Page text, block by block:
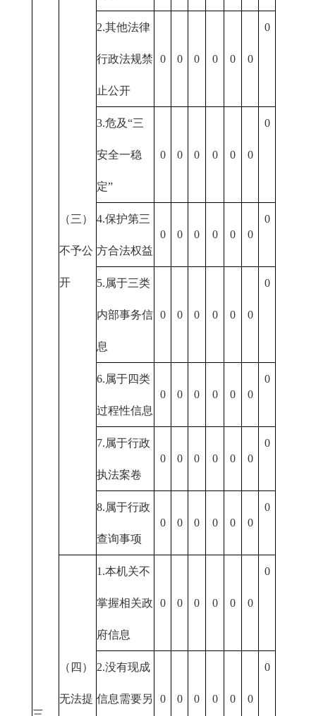
（三）
不予公
开
2.其他法律
行政法规禁
止公开
0 0 0 0 0 0
0
3.危及“三
安全一稳
定”
0 0 0 0 0 0
0
4.保护第三
方合法权益
0 0 0 0 0 0
0
5.属于三类
内部事务信
息
0 0 0 0 0 0
0
6.属于四类
过程性信息
0 0 0 0 0 0
0
7.属于行政
执法案卷
0 0 0 0 0 0
0
8.属于行政
查询事项
0 0 0 0 0 0
0
（四）
无法提
1.本机关不
掌握相关政
府信息
0 0 0 0 0 0
0
2.没有现成
信息需要另 0 0 0 0 0 0
0